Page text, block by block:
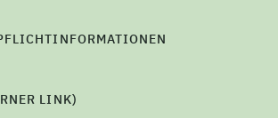
LINK)